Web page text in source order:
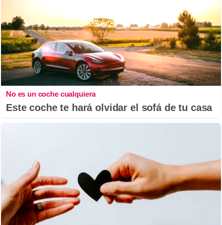
No es un coche cualquiera
Este coche te hará olvidar el sofá de tu casa